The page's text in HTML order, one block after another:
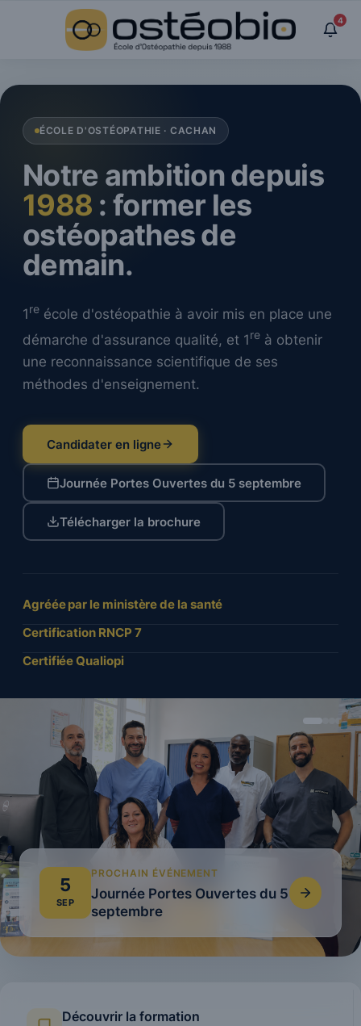
4
ÉCOLE D'OSTÉOPATHIE · CACHAN
Notre ambition depuis
1988 : former les
ostéopathes de
demain.
1re école d'ostéopathie à avoir mis en place une
démarche d'assurance qualité, et 1re à obtenir
une reconnaissance scientifique de ses
méthodes d'enseignement.
Candidater en ligne
Journée Portes Ouvertes du 5 septembre
Télécharger la brochure
Agréée par le ministère de la santé
Certification RNCP 7
Certifiée Qualiopi
5
SEP
PROCHAIN ÉVÉNEMENT
Journée Portes Ouvertes du 5
septembre
Découvrir la formation
Panneau de gestion des cookies